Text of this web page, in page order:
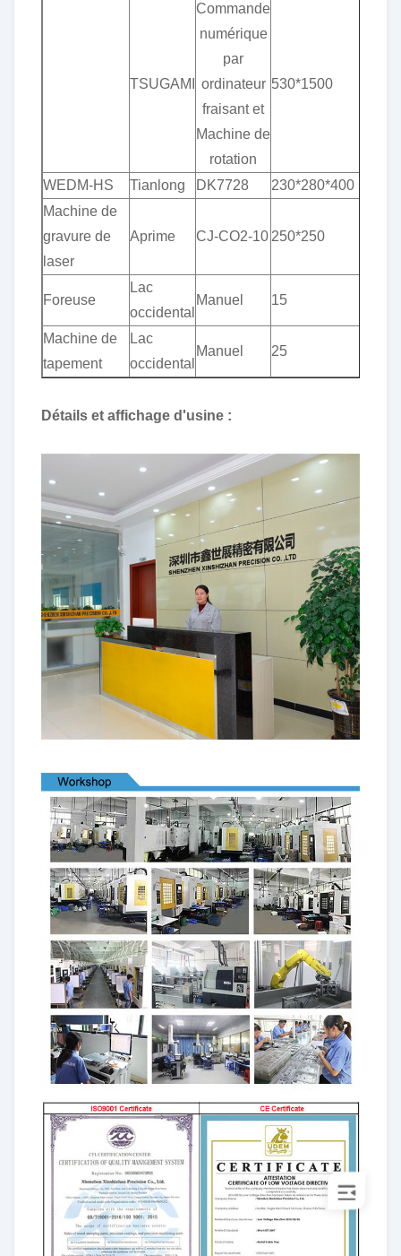
TSUGAMI
Commande
numérique
par
ordinateur
fraisant et
Machine de
rotation
530*1500
WEDM-HS Tianlong DK7728 230*280*400
Machine de
gravure de
laser
Aprime CJ-CO2-10 250*250
Foreuse
Lac
occidental
Manuel 15
Machine de
tapement
Lac
occidental
Manuel 25
Détails et affichage d'usine :